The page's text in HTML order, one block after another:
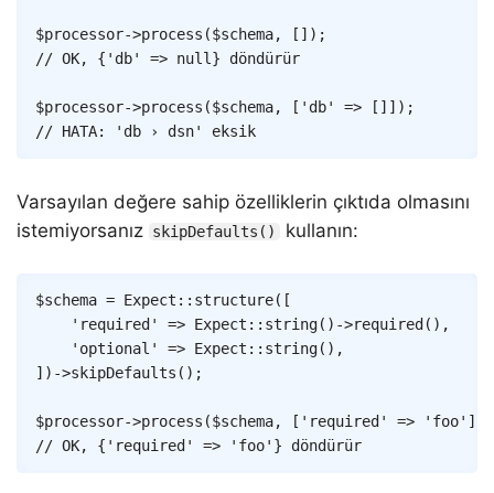
$processor->process ($schema, [ ] ) ;
// OK, {'db' => null} döndürür
$processor->process ($schema, [ 'db' => [ ] ] ) ;
// HATA: 'db › dsn' eksik
Varsayılan değere sahip özelliklerin çıktıda olmasını
istemiyorsanız skipDefaults() kullanın:
$schema = Expect :: structure( [
'required'
=> Expect :: string( ) ->required ( ) ,
'optional'
=> Expect :: string( ) ,
] ) ->skipDefaults ( ) ;
$processor->process ($schema, [ 'required' => 'foo' ]
// OK, {'required' => 'foo'} döndürür